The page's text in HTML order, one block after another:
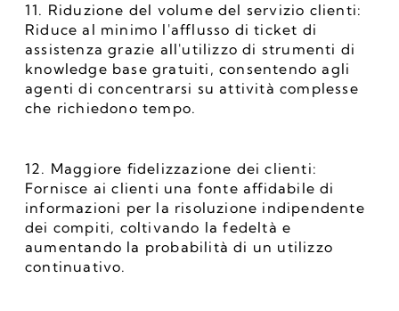
11. Riduzione del volume del servizio clienti:
Riduce al minimo l'afflusso di ticket di
assistenza grazie all'utilizzo di strumenti di
knowledge base gratuiti, consentendo agli
agenti di concentrarsi su attività complesse
che richiedono tempo.
12. Maggiore fidelizzazione dei clienti:
Fornisce ai clienti una fonte affidabile di
informazioni per la risoluzione indipendente
dei compiti, coltivando la fedeltà e
aumentando la probabilità di un utilizzo
continuativo.